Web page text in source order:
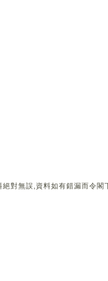
對無誤,資料如有錯漏而令閣